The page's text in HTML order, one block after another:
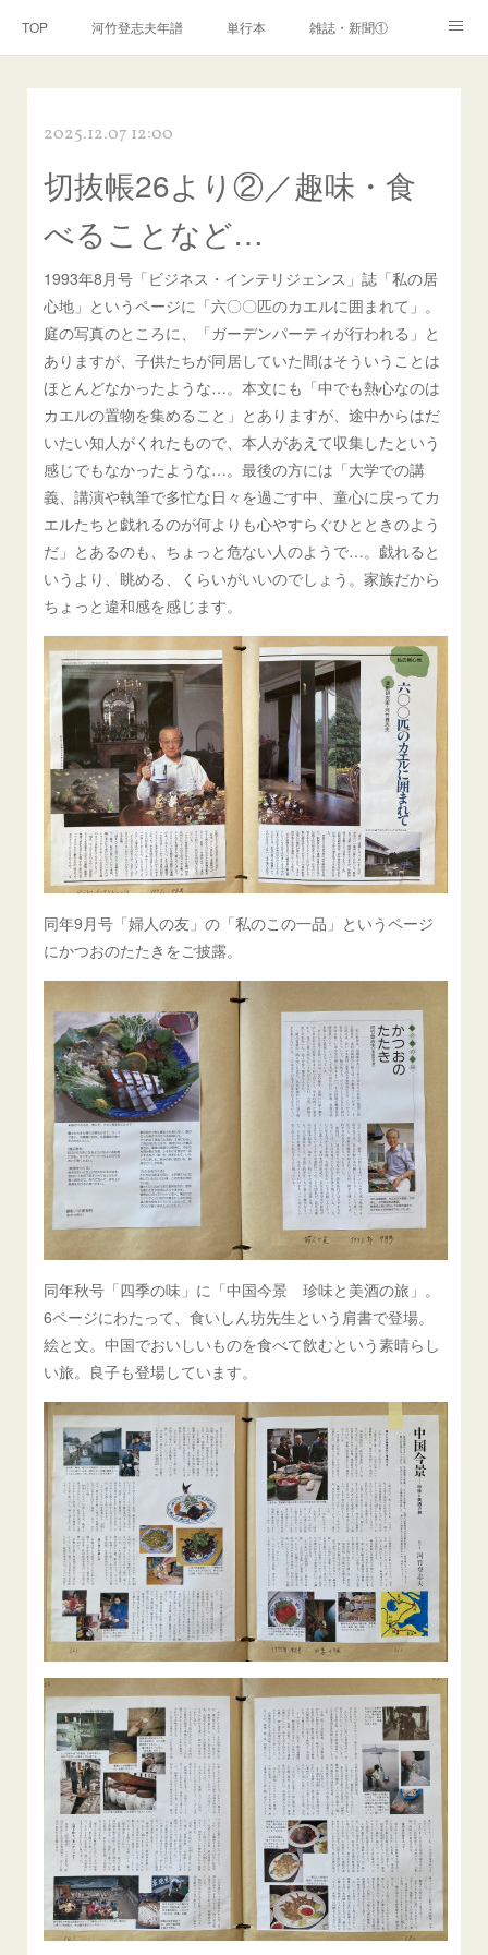
TOP 河竹登志夫年譜 単行本 雑誌・新聞①
河竹繁俊 年譜 河竹黙阿弥 年譜
2025.12.07 12:00
切抜帳26より②／趣味・食
べることなど…
1993年8月号「ビジネス・インテリジェンス」誌「私の居
心地」というページに「六〇〇匹のカエルに囲まれて」。
庭の写真のところに、「ガーデンパーティが行われる」と
ありますが、子供たちが同居していた間はそういうことは
ほとんどなかったような…。本文にも「中でも熱心なのは
カエルの置物を集めること」とありますが、途中からはだ
いたい知人がくれたもので、本人があえて収集したという
感じでもなかったような…。最後の方には「大学での講
義、講演や執筆で多忙な日々を過ごす中、童心に戻ってカ
エルたちと戯れるのが何よりも心やすらぐひとときのよう
だ」とあるのも、ちょっと危ない人のようで…。戯れると
いうより、眺める、くらいがいいのでしょう。家族だから
ちょっと違和感を感じます。
同年9月号「婦人の友」の「私のこの一品」というページ
にかつおのたたきをご披露。
同年秋号「四季の味」に「中国今景 珍味と美酒の旅」。
6ページにわたって、食いしん坊先生という肩書で登場。
絵と文。中国でおいしいものを食べて飲むという素晴らし
い旅。良子も登場しています。